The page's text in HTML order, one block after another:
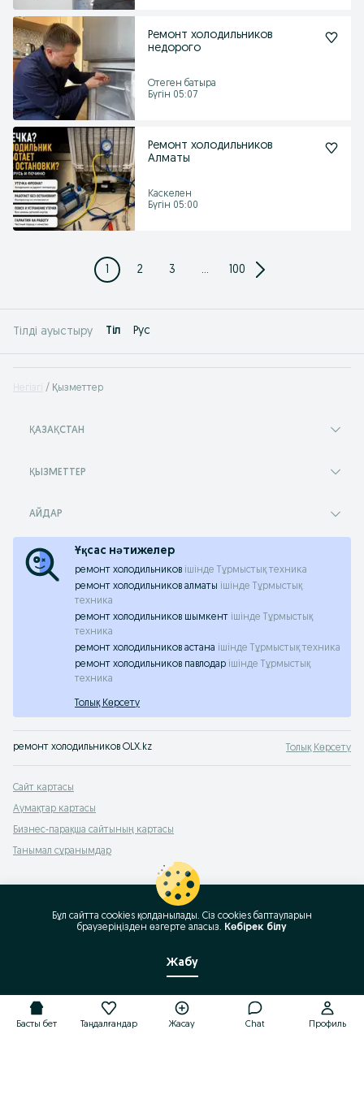
Ремонт холодильников
недорого
Отеген батыра
Бүгін 05:07
Ремонт холодильников
Алматы
Каскелен
Бүгін 05:00
1 2 3 ... 100
Тілді ауыстыру Tіл Рус
Негізгі Қызметтер
ҚАЗАҚСТАН
ҚЫЗМЕТТЕР
АЙДАР
Ұқсас нәтижелер
ремонт холодильников ішінде
Тұрмыстық техника
ремонт холодильников алматы ішінде
Тұрмыстық
техника
ремонт холодильников шымкент ішінде
Тұрмыстық
техника
ремонт холодильников астана ішінде
Тұрмыстық техника
ремонт холодильников павлодар ішінде
Тұрмыстық
техника
Толық Көрсету
ремонт холодильников OLX.kz Толық Көрсету
Сайт картасы
Аумақтар картасы
Бизнес-парақша сайтының картасы
Танымал сұранымдар
Басты бет Таңдалғандар Жасау Chat Профиль
Бұл сайтта cookies қолданылады. Сіз cookies баптауларын
браузеріңізден өзгерте аласыз. Көбірек білу
Жабу